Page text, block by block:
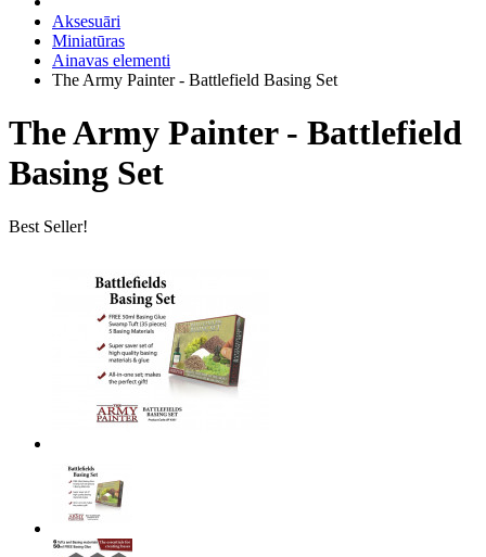
Aksesuāri
Miniatūras
Ainavas elementi
The Army Painter - Battlefield Basing Set
The Army Painter - Battlefield
Basing Set
Best Seller!